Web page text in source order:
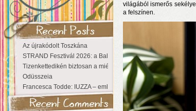
Az újrakódolt Toszkána
STRAND Fesztivál 2026: a Balaton partján a nyár még tart!
Tizenkettedikén biztosan a miénk a Sziget!
Odüsszeia
Francesca Todde: IUZZA – emlékezet, táj és irodalom
világából ismerős
a felszínen.